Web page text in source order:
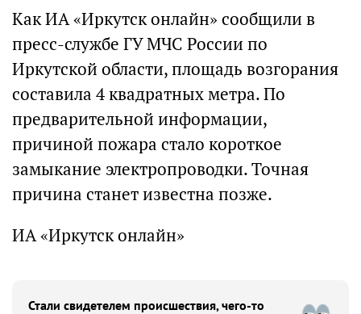
Как ИА «Иркутск онлайн» сообщили в
пресс-службе ГУ МЧС России по
Иркутской области, площадь возгорания
составила 4 квадратных метра. По
предварительной информации,
причиной пожара стало короткое
замыкание электропроводки. Точная
причина станет известна позже.
ИА «Иркутск онлайн»
Стали свидетелем происшествия, чего-то